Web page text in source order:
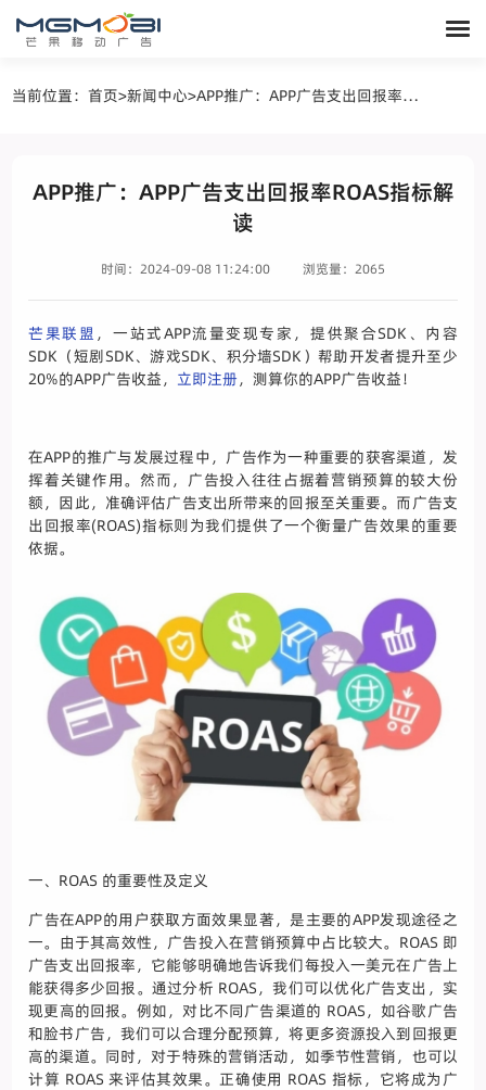
当前位置：首页>新闻中心> APP推广：APP广告支出回报率ROAS指标解读
APP推广：APP广告支出回报率ROAS指标解
读
时间：2024-09-08 11:24:00 浏览量：2065
芒果联盟 ，一站式APP流量变现专家，提供聚合SDK、内容
SDK（短剧SDK、游戏SDK、积分墙SDK）帮助开发者提升至少
20%的APP广告收益， 立即注册，测算你的APP广告收益！
在APP的推广与发展过程中，广告作为一种重要的获客渠道，发
挥着关键作用。然而，广告投入往往占据着营销预算的较大份
额，因此，准确评估广告支出所带来的回报至关重要。而广告支
出回报率(ROAS)指标则为我们提供了一个衡量广告效果的重要
依据。
一、ROAS 的重要性及定义
广告在APP的用户获取方面效果显著，是主要的APP发现途径之
一。由于其高效性，广告投入在营销预算中占比较大。ROAS 即
广告支出回报率，它能够明确地告诉我们每投入一美元在广告上
能获得多少回报。通过分析 ROAS，我们可以优化广告支出，实
现更高的回报。例如，对比不同广告渠道的 ROAS，如谷歌广告
和脸书广告，我们可以合理分配预算，将更多资源投入到回报更
高的渠道。同时，对于特殊的营销活动，如季节性营销，也可以
计算 ROAS 来评估其效果。正确使用 ROAS 指标，它将成为广